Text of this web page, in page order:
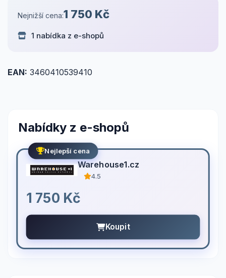
Nejnižší cena:1 750 Kč
1 nabídka z e-shopů
EAN: 3460410539410
Nabídky z e-shopů
Nejlepší cena
Warehouse1.cz
4.5
1 750 Kč
Koupit